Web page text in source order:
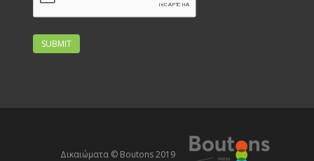
SUBMIT
Δικαιώματα © Boutons 2019